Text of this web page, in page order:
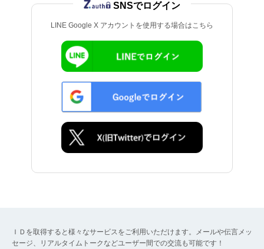
LINE Google X アカウントを使用する場合はこちら
SNSでログイン
ＩＤを取得すると様々なサービスをご利用いただけます。メールや伝言メッ
セージ、リアルタイムトークなどユーザー間での交流も可能です！